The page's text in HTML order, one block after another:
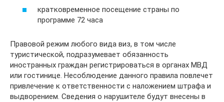
кратковременное посещение страны по
программе 72 часа
Правовой режим любого вида виз, в том числе
туристической, подразумевает обязанность
иностранных граждан регистрироваться в органах МВД
или гостинице. Несоблюдение данного правила повлечет
привлечение к ответственности с наложением штрафа и
выдворением. Сведения о нарушителе будут внесены в